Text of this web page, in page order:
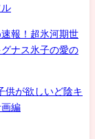
報！超氷河期世
ナス氷子の愛の
供が欲しいど陰キ
編